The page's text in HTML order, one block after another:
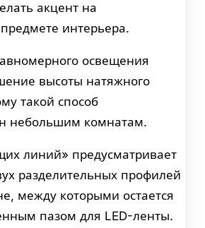
акцент на
интерьера.
освещения
высоты натяжного
такой способ
небольшим комнатам.
линий» предусматривает
разделительных профилей
между которыми остается
пазом для LED-ленты.